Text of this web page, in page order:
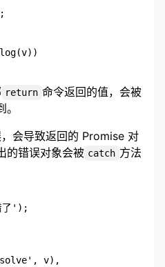
return 命令返回的值，会被
会导致返回的 Promise 对
的错误对象会被 catch 方法
');
v),